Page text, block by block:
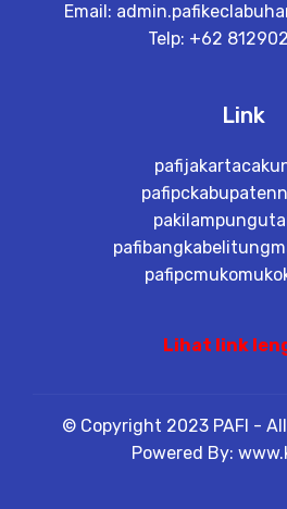
Email:
Telp: +62
Link
Lihat link
© Copyright 2023 PAFI -
Powered By: